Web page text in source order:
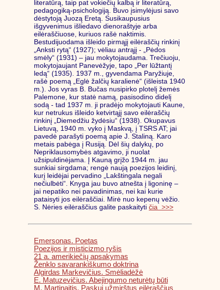
literatūrą, taip pat vokiečių kalbą ir literatūrą,
pedagogiką-psichologiją. Buvo įsimylėjusi savo
dėstytoją Juozą Eretą. Susikaupusius
išgyvenimus išliedavo dienoraštyje arba
eilėraščiuose, kuriuos rašė naktimis.
Bestudijuodama išleido pirmąjį eilėraščių rinkinį
„Anksti rytą“ (1927); vėliau antrąjį - „Pėdos
smėly“ (1931) – jau mokytojaudama. Trečiuoju,
mokytojaujant Panevėžyje, tapo „Per lūžtantį
ledą“ (1935). 1937 m., gyvendama Paryžiuje,
rašė poemą „Eglė žalčių karalienė“ (išleista 1940
m.). Jos vyras B. Bučas nusipirko plotelį žemės
Palemone, kur statė namą, pasisodino didelį
sodą - tad 1937 m. ji pradėjo mokytojauti Kaune,
kur netrukus išleido ketvirtąjį savo eilėraščių
rinkinį „Diemedžiu žydėsiu“ (1938). Okupavus
Lietuvą, 1940 m. vyko į Maskvą, į TSRS AT; jai
pavedė parašyti poemą apie J. Staliną. Karo
metais pabėga į Rusiją. Dėl šių dalykų, po
Nepriklausomybės atgavimo, ji nuolat
užsipuldinėjama. Į Kauną grįžo 1944 m. jau
sunkiai sirgdama; rengė naują poezijos leidinį,
kurį leidėjai pervadino „Lakštingala negali
nečiulbėti“. Knyga jau buvo atnešta į ligoninę –
jai nepatiko nei pavadinimas, nei kai kurie
pataisyti jos eilėraščiai. Mirė nuo kepenų vėžio.
S. Nėries eilėraščius galite paskaityti čia >>>
Emersonas. Poetas
Poezijos ir misticizmo ryšis
21 a. amerikiečių apsakymas
Ženklo savarankiškumo doktrina
Algirdas Markevičius. Smėliadėžė
E. Matuzevičius. Abejingumo neturėtų būti
M. Martinaitis. Paskui užmirštus eilėraščius